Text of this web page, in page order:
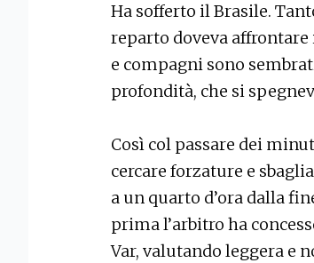
Ha sofferto il Brasile.
reparto doveva
e compagni sono
profondità, che si
Così col passare dei
cercare forzature e
a un quarto d’ora dalla
prima l’arbitro ha
Var, valutando leggera e